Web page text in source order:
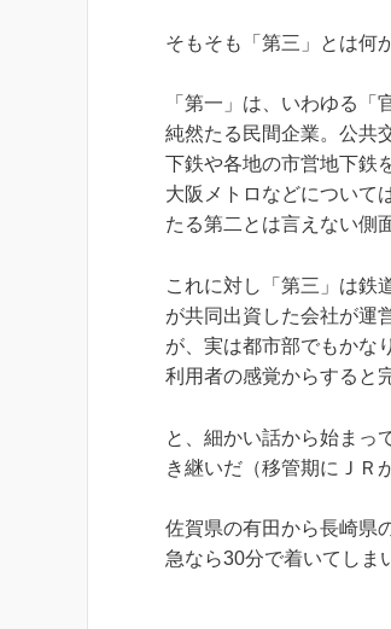
そもそも「第三」とは何
「第一」は、いわゆる
純然たる民間企業。公共
下鉄や各地の市営地下鉄
大阪メトロなどについて
たる第二とは言えない側
これに対し「第三」は鉄
が共同出資した会社が運
が、実は都市部でもかな
利用者の感覚からすると
と、細かい話から始まっ
き継いだ（移管期にＪＲ
佐賀県の有田から長崎県
急なら30分で着いてしま